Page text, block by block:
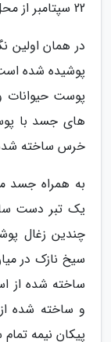
22 سپتامبر از محل خود بیرون کشیده شد.
در همان اولین
پوشیده شده
پوست حیوانات
های جسد با
خرس ساخته
به همراه جسد
یک تبر دست
چندین زغال
سیخ نازک در
ساخته شده از
پیکان نیمه